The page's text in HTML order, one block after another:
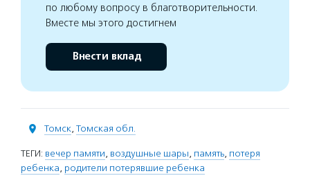
по любому вопросу в благотворительности.
Вместе мы этого достигнем
Внести вклад
Томск, Томская обл.
ТЕГИ: вечер памяти, воздушные шары, память, потеря
ребенка, родители потерявшие ребенка